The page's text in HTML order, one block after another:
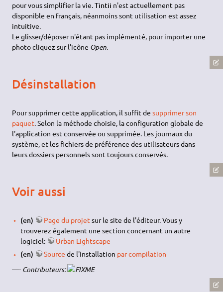
pour vous simplifier la vie.Tintii n'est actuellement pas
disponible en français, néanmoins sont utilisation est assez
intuitive.
Le glisser/déposer n'étant pas implémenté, pour importer une
photo cliquez sur l’icône Open.
Désinstallation
Pour supprimer cette application, il suffit desupprimer son
paquet. Selon la méthode choisie, la configuration globale de
l'application est conservée ou supprimée. Les journaux du
système, et les fichiers de préférence des utilisateurs dans
leurs dossiers personnels sont toujours conservés.
Voir aussi
(en) Page du projet sur le site de l'éditeur. Vous y
trouverez également une section concernant un autre
logiciel:
Urban Lightscape
(en) Source de l'installation par compilation
—- Contributeurs: